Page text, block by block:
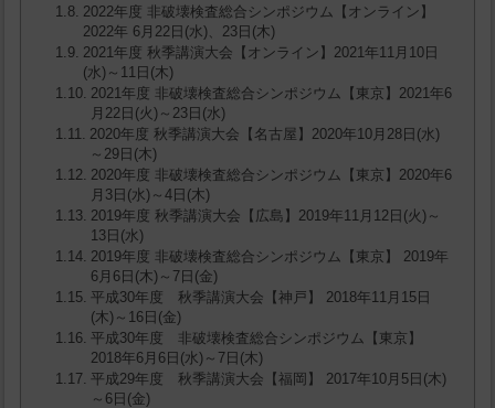
2022年度 非破壊検査総合シンポジウム【オンライン】
2022年 6月22日(水)、23日(木)
2021年度 秋季講演大会【オンライン】2021年11月10日
(水)～11日(木)
2021年度 非破壊検査総合シンポジウム【東京】2021年6
月22日(火)～23日(水)
2020年度 秋季講演大会【名古屋】2020年10月28日(水)
～29日(木)
2020年度 非破壊検査総合シンポジウム【東京】2020年6
月3日(水)～4日(木)
2019年度 秋季講演大会【広島】2019年11月12日(火)～
13日(水)
2019年度 非破壊検査総合シンポジウム【東京】 2019年
6月6日(木)～7日(金)
平成30年度 秋季講演大会【神戸】 2018年11月15日
(木)～16日(金)
平成30年度 非破壊検査総合シンポジウム【東京】
2018年6月6日(水)～7日(木)
平成29年度 秋季講演大会【福岡】 2017年10月5日(木)
～6日(金)